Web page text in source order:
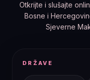
Otkrijte i slušajte
Bosne i
Sjeverne
DRŽAVE